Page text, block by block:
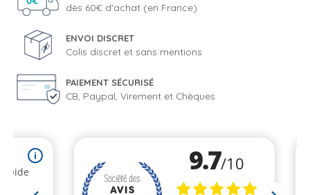
dès 60€ d'achat (en France)
ENVOI DISCRET
Colis discret et sans mentions
PAIEMENT SÉCURISÉ
CB, Paypal, Virement et Chèques